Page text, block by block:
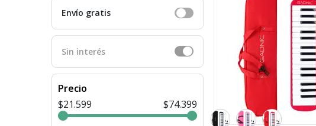
Envío gratis
Sin interés
Precio
$21.599
$74.399